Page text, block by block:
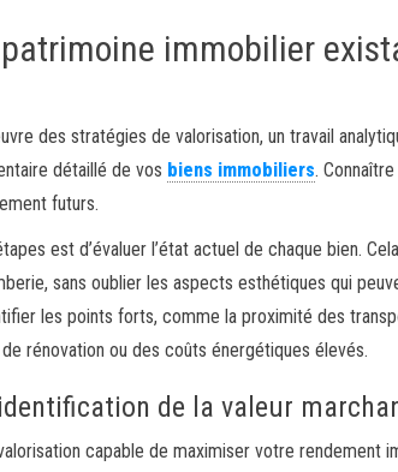
immobilier
des stratégies de valorisation, un travail
détaillé de vos biens immobiliers.
futurs.
est d’évaluer l’état actuel de chaque bien.
sans oublier les aspects esthétiques qui
les points forts, comme la proximité des
rénovation ou des coûts énergétiques élevés.
de la valeur
capable de maximiser votre rendement